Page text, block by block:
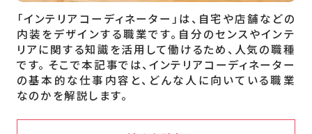
「インテリアコーディネーター」は、自宅や店舗などの
内装をデザインする職業です。自分のセンスやインテ
リアに関する知識を活用して働けるため、人気の職種
です。 そこで本記事では、インテリアコーディネーター
の基本的な仕事内容と、どんな人に向いている職業
なのかを解説します。